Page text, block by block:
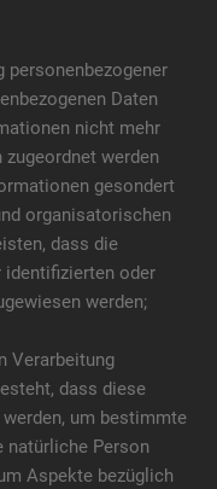
personenbezogener
Daten
nicht mehr
werden
gesondert
organisatorischen
dass die
identifizierten oder
werden;
Verarbeitung
dass diese
um bestimmte
natürliche Person
Aspekte bezüglich